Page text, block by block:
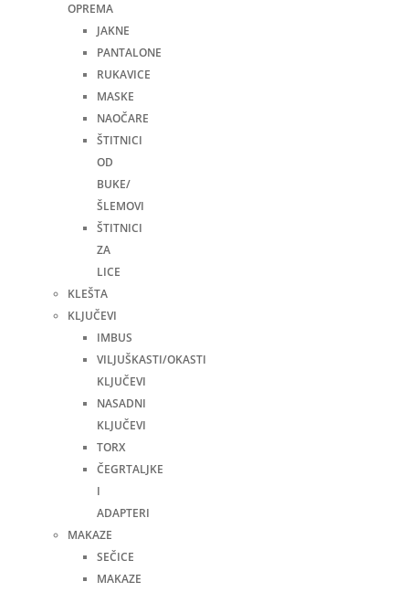
OPREMA
JAKNE
PANTALONE
RUKAVICE
MASKE
NAOČARE
ŠTITNICI
OD
BUKE/
ŠLEMOVI
ŠTITNICI
ZA
LICE
KLEŠTA
KLJUČEVI
IMBUS
VILJUŠKASTI/OKASTI
KLJUČEVI
NASADNI
KLJUČEVI
TORX
ČEGRTALJKE
I
ADAPTERI
MAKAZE
SEČICE
MAKAZE